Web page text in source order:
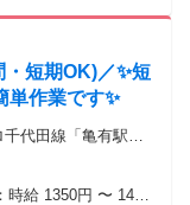
短期OK)／✨短
作業です✨
代田線「亀有駅」
時給 1350円 〜 1400